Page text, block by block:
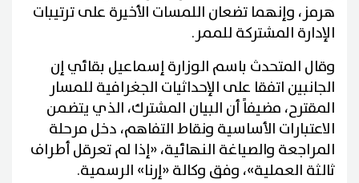
هرمز، وإنهما تضعان اللمسات الأخيرة على ترتيبات
الإدارة المشتركة للممر.
وقال المتحدث باسم الوزارة إسماعيل بقائي إن
الجانبين اتفقا على الإحداثيات الجغرافية للمسار
المقترح، مضيفاً أن البيان المشترك، الذي يتضمن
الاعتبارات الأساسية ونقاط التفاهم، دخل مرحلة
المراجعة والصياغة النهائية، «إذا لم تعرقل أطراف
ثالثة العملية»، وفق وكالة «إرنا» الرسمية.